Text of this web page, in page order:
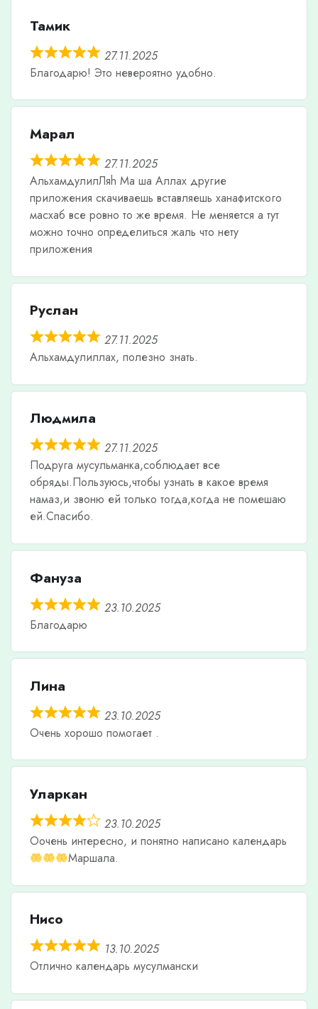
Тамик
27.11.2025
Благодарю! Это невероятно удобно.
Марал
27.11.2025
АльхамдулилЛяh Ма ша Аллах другие
приложения скачиваешь вставляешь ханафитского
масхаб все ровно то же время. Не меняется а тут
можно точно определиться жаль что нету
приложения
Руслан
27.11.2025
Альхамдулиллах, полезно знать.
Людмила
27.11.2025
Подруга мусульманка,соблюдает все
обряды.Пользуюсь,чтобы узнать в какое время
намаз,и звоню ей только тогда,когда не помешаю
ей.Спасибо.
Фануза
23.10.2025
Благодарю
Лина
23.10.2025
Очень хорошо помогает .
Уларкан
23.10.2025
Оочень интересно, и понятно написано календарь
Маршала.
Нисо
13.10.2025
Отлично календарь мусулмански